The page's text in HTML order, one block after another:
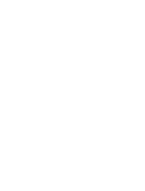
640 I CABRIO
km